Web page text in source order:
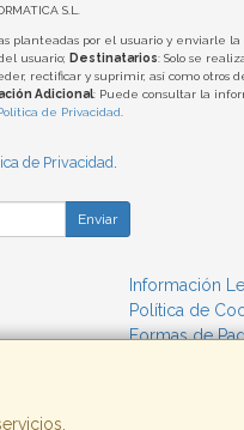
S.L.
planteadas por el usuario y enviarle
usuario; Destinatarios: Solo se
rectificar y suprimir, así como otros
Adicional: Puede consultar la
de Privacidad.
de Privacidad.
Enviar
Información
Política de
Formas de